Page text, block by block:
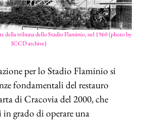
della tribuna dello Stadio Flaminio, nel 1960 (photo by
ICCD archive)
per lo Stadio Flaminio si
fondamentali del restauro
di Cracovia del 2000, che
grado di operare una